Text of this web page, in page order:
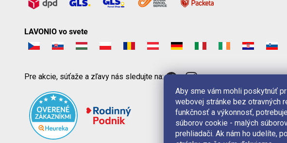
Aby sme vám mohli poskytnúť
webovej stránke bez otravných
funkčnosť a výkonnosť,
súborov cookie - malých
prehliadači. Ak nám ho udelíte,
LAVONIO vo svete
Pre akcie, súťaže a zľavy nás sledujte na: